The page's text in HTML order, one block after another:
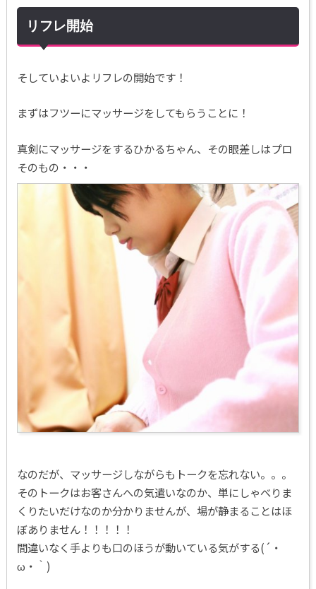
リフレ開始
そしていよいよリフレの開始です！
まずはフツーにマッサージをしてもらうことに！
真剣にマッサージをするひかるちゃん、その眼差しはプロ
そのもの・・・
なのだが、マッサージしながらもトークを忘れない。。。
そのトークはお客さんへの気遣いなのか、単にしゃべりま
くりたいだけなのか分かりませんが、場が静まることはほ
ぼありません！！！！！
間違いなく手よりも口のほうが動いている気がする(´・
ω・｀)